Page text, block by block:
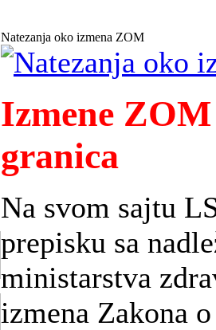
Natezanja oko izmena ZOM
Izmene
granica
Na svom sajtu
prepisku sa
ministarstva
izmena Zakona